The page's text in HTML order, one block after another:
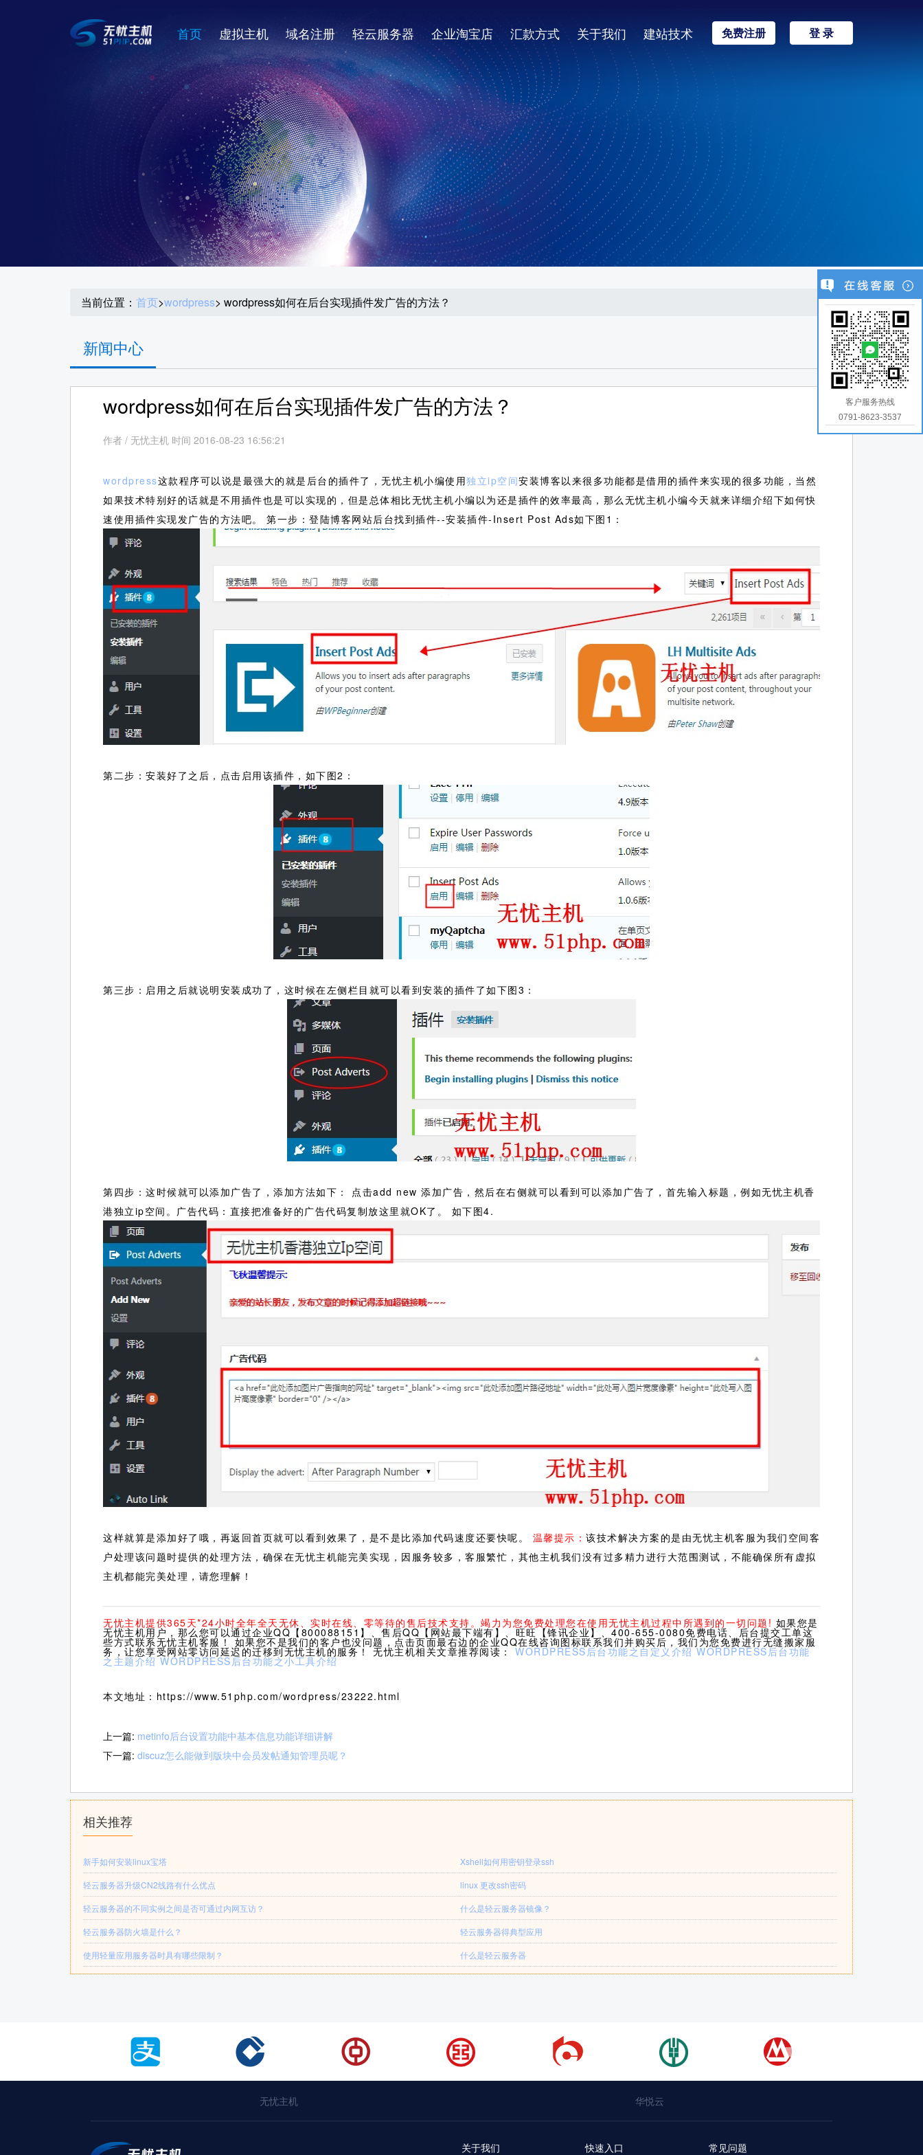
首页 虚拟主机 域名注册 轻云服务器 企业淘宝店 汇款方式 关于我们 建站技术 免费注册 登 录
当前位置： 首页>wordpress> wordpress如何在后台实现插件发广告的方法？
新闻中心
wordpress如何在后台实现插件发广告的方法？
作者 / 无忧主机 时间 2016-08-23 16:56:21
wordpress这款程序可以说是最强大的就是后台的插件了，无忧主机小编使用独立ip空间安装博客以来很多功能都是借用的插件来实现的很多功能，当然
如果技术特别好的话就是不用插件也是可以实现的，但是总体相比无忧主机小编以为还是插件的效率最高，那么无忧主机小编今天就来详细介绍下如何快
速使用插件实现发广告的方法吧。
第一步：登陆博客网站后台找到插件--安装插件-Insert Post Ads如下图1：
第二步：安装好了之后，点击启用该插件，如下图2：
第三步：启用之后就说明安装成功了，这时候在左侧栏目就可以看到安装的插件了如下图3：
第四步：这时候就可以添加广告了，添加方法如下： 点击add new 添加广告，然后在右侧就可以看到可以添加广告了，首先输入标题，例如无忧主机香
港独立ip空间。广告代码：直接把准备好的广告代码复制放这里就OK了。 如下图4.
这样就算是添加好了哦，再返回首页就可以看到效果了，是不是比添加代码速度还要快呢。 温馨提示： 该技术解决方案的是由无忧主机客服为我们空间客
户处理该问题时提供的处理方法，确保在无忧主机能完美实现，因服务较多，客服繁忙，其他主机我们没有过多精力进行大范围测试，不能确保所有虚拟
主机都能完美处理，请您理解！
无忧主机提供365天*24小时全年全天无休、实时在线、零等待的售后技术支持。竭力为您免费处理您在使用无忧主机过程中所遇到的一切问题! 如果您是
无忧主机用户，那么您可以通过企业QQ【800088151】、售后QQ【网站最下端有】、旺旺【锋讯企业】、400-655-0080免费电话、后台提交工单这
些方式联系无忧主机客服！ 如果您不是我们的客户也没问题，点击页面最右边的企业QQ在线咨询图标联系我们并购买后，我们为您免费进行无缝搬家服
务，让您享受网站零访问延迟的迁移到无忧主机的服务！ 无忧主机相关文章推荐阅读： WORDPRESS后台功能之自定义介绍 WORDPRESS后台功能
之主题介绍 WORDPRESS后台功能之小工具介绍
本文地址：https://www.51php.com/wordpress/23222.html
上一篇: metinfo后台设置功能中基本信息功能详细讲解
下一篇: discuz怎么能做到版块中会员发帖通知管理员呢？
相关推荐
新手如何安装linux宝塔
Xshell如何用密钥登录ssh
轻云服务器升级CN2线路有什么优点
linux 更改ssh密码
轻云服务器的不同实例之间是否可通过内网互访？
什么是轻云服务器镜像？
轻云服务器防火墙是什么？
轻云服务器得典型应用
使用轻量应用服务器时具有哪些限制？
什么是轻云服务器
无忧主机 华悦云
关于我们 快速入口 常见问题
客户服务热线
0791-8623-3537